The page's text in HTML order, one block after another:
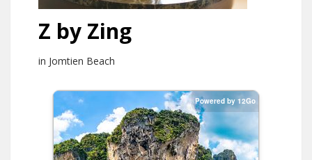
Z by Zing
in Jomtien Beach